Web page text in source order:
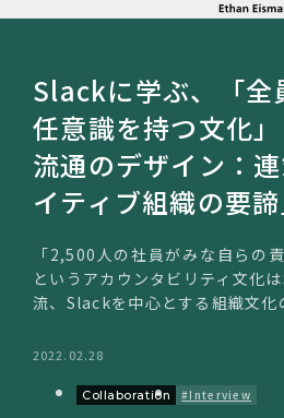
Slackに学ぶ、「全
任意識を持つ文化
流通のデザイン：
イティブ組織の要
「2,500人の社員がみな自らの
というアカウンタビリティ文化
流、Slackを中心とする組織文化
2022.02.28
Collaboration #Interview